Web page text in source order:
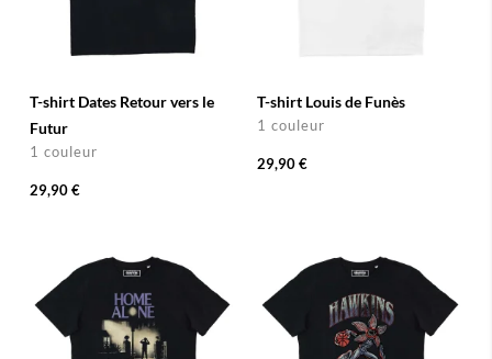
T-shirt Dates Retour vers le
Futur
1 couleur
29,90 €
T-shirt Louis de Funès
1 couleur
29,90 €